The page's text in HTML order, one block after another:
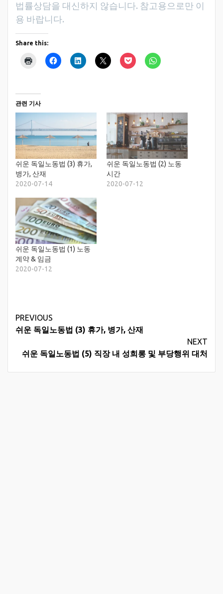
법률상담을 대신하지 않습니다. 참고용으로만 이
용 바랍니다.
Share this:
관련 기사
쉬운 독일노동법 (3) 휴가,
병가, 산재
2020-07-14
쉬운 독일노동법 (2) 노동
시간
2020-07-12
쉬운 독일노동법 (1) 노동
계약 & 임금
2020-07-12
Continue
Reading
PREVIOUS
쉬운 독일노동법 (3) 휴가, 병가, 산재
NEXT
쉬운 독일노동법 (5) 직장 내 성희롱 및 부당행위 대처